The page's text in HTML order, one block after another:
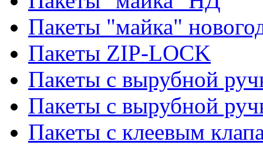
Пакеты "майка"
Пакеты ZIP-LOCK
Пакеты с вырубной
Пакеты с вырубной
Пакеты с клеевым